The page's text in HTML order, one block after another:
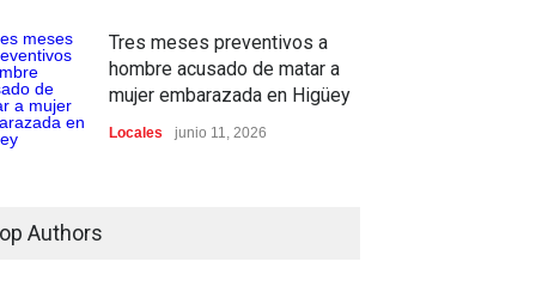
Tres meses preventivos a
hombre acusado de matar a
mujer embarazada en Higüey
Locales junio 11, 2026
Authors